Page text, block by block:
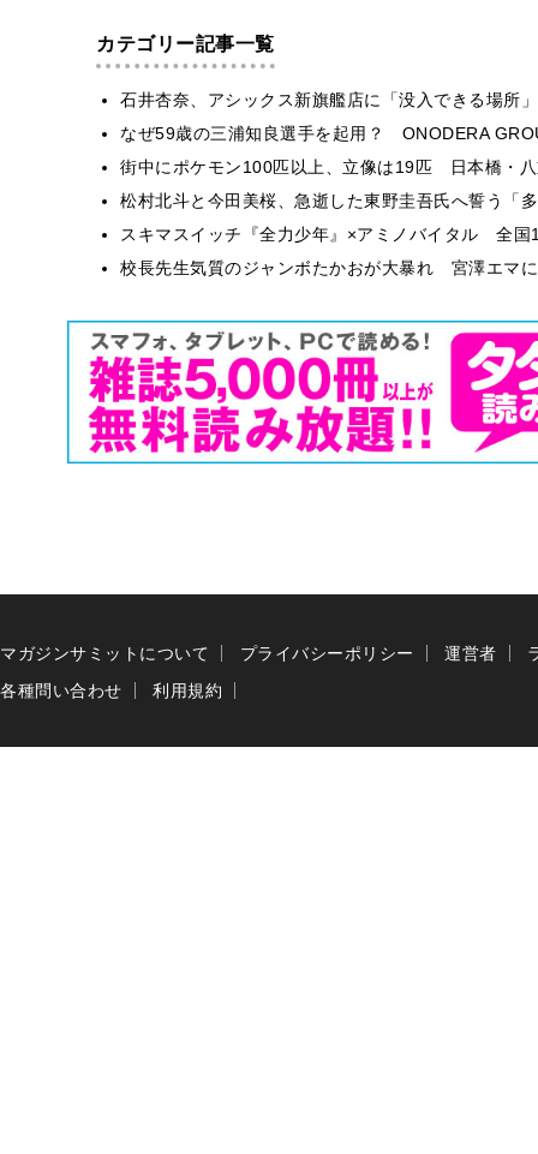
カテゴリー記事一覧
石井杏奈、アシックス新旗艦店に「没入できる場所
なぜ59歳の三浦知良選手を起用？ ONODERA
街中にポケモン100匹以上、立像は19匹 日本橋・
松村北斗と今田美桜、急逝した東野圭吾氏へ誓う「
スキマスイッチ『全力少年』×アミノバイタル 全国
校長先生気質のジャンボたかおが大暴れ 宮澤エマ
マガジンサミットについて プライバシーポリシー 運営者
各種問い合わせ
利用規約